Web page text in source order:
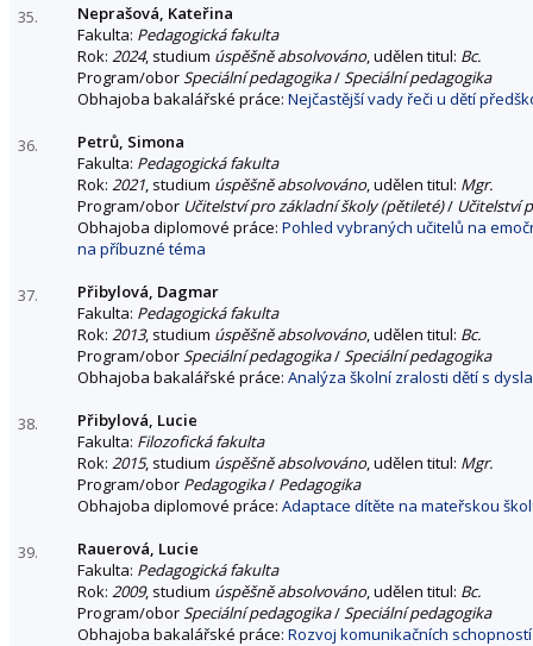
35.
Neprašová, Kateřina
Fakulta: Pedagogická fakulta
Rok: 2024, studium úspěšně absolvováno, udělen titul: Bc.
Program/oborSpeciální pedagogika/Speciální pedagogika
Obhajoba bakalářské práce: Nejčastější vady řeči u dětí
36.
Petrů, Simona
Fakulta: Pedagogická fakulta
Rok: 2021, studium úspěšně absolvováno, udělen titul: Mgr.
Program/obor Učitelství pro základní školy (pětileté)/ Učitelství
Obhajoba diplomové práce: Pohled vybraných učitelů na
na příbuzné téma
37.
Přibylová, Dagmar
Fakulta: Pedagogická fakulta
Rok: 2013, studium úspěšně absolvováno, udělen titul: Bc.
Program/oborSpeciální pedagogika/Speciální pedagogika
Obhajoba bakalářské práce: Analýza školní zralosti dětí s
38.
Přibylová, Lucie
Fakulta: Filozofická fakulta
Rok: 2015, studium úspěšně absolvováno, udělen titul: Mgr.
Program/obor Pedagogika/ Pedagogika
Obhajoba diplomové práce: Adaptace dítěte na mateřskou
39.
Rauerová, Lucie
Fakulta: Pedagogická fakulta
Rok: 2009, studium úspěšně absolvováno, udělen titul: Bc.
Program/oborSpeciální pedagogika/Speciální pedagogika
Obhajoba bakalářské práce: Rozvoj komunikačních